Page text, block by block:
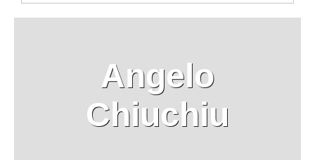
Angelo
Chiuchiu